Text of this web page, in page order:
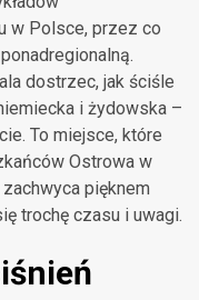
w Polsce, przez co
dostrzec, jak ściśle
i żydowska –
To miejsce, które
Ostrowa w
pięknem
trochę czasu i uwagi.